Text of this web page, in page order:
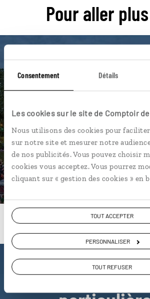
Consentement Détails
Les cookies sur le site de Comptoir
Nous utilisons des cookies pour
sur notre site et mesurer notre
de nos publicités. Vous pouvez choisir
cookies vous acceptez. Vous pourrez
cliquant sur « gestion des cookies » en
TOUT ACCEPTER
PERSONNALISER
TOUT REFUSER
Pour aller
Nos 12 idées de
DÉCOUVRIR
Une envie de